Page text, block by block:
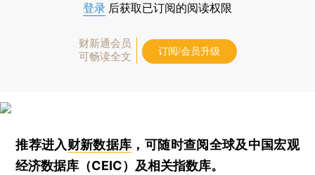
登录 后获取已订阅的阅读权限
财新通会员
可畅读全文
订阅/会员升级
推荐进入财新数据库 ，可随时查阅全球及中国宏观
经济数据库（CEIC）及相关指数库。